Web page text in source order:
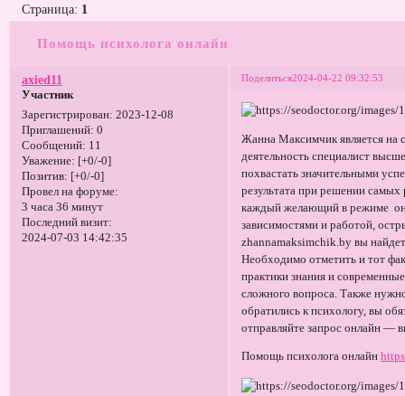
Помощь психолога онлайн
Страница: 1
Поделиться2024-04-22 09:32:53
axied11
Участник
Зарегистрирован: 2023-12-08
Приглашений: 0
Сообщений: 11
Уважение: [+0/-0]
Позитив: [+0/-0]
Провел на форуме:
3 часа 36 минут
Последний визит:
2024-07-03 14:42:35
Жанна Максимчик является на
деятельность специалист
похвастать значительными
результата при решении
каждый желающий в режиме
зависимостями и работой,
zhannamaksimchik.by вы
Необходимо отметить и тот
практики знания и
сложного вопроса. Также
обратились к психологу, вы
отправляйте запрос онлайн —
Помощь психолога онлайн